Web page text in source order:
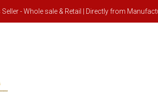
- Whole sale & Retail | Directly from